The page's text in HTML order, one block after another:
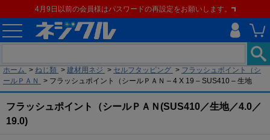
4月9日以前の会員様はパスワードの再設定をお願いします。
ホーム > ねじ類 > 建材用ネジ > セルフタッピング > フラッシュポイント（シ
ールＰＡＮ
> フラッシュポイント（シールＰＡＮ – 4 X 19 – SUS410 – 生地
フラッシュポイント（シールＰＡＮ(SUS410／生地／4.0／
19.0)